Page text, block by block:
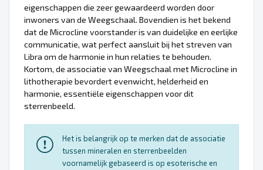
eigenschappen die zeer gewaardeerd worden door
inwoners van de Weegschaal. Bovendien is het bekend
dat de Microcline voorstander is van duidelijke en eerlijke
communicatie, wat perfect aansluit bij het streven van
Libra om de harmonie in hun relaties te behouden.
Kortom, de associatie van Weegschaal met Microcline in
lithotherapie bevordert evenwicht, helderheid en
harmonie, essentiële eigenschappen voor dit
sterrenbeeld.
Het is belangrijk op te merken dat de associatie
tussen mineralen en sterrenbeelden
voornamelijk gebaseerd is op esoterische en